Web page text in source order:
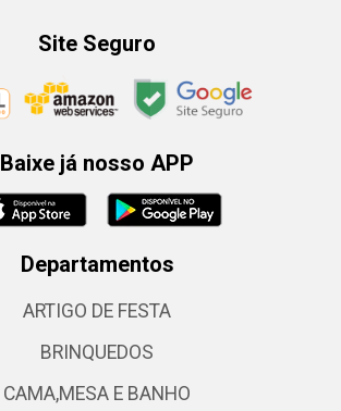
Site Seguro
Baixe já nosso APP
Departamentos
ARTIGO DE FESTA
BRINQUEDOS
CAMA,MESA E BANHO